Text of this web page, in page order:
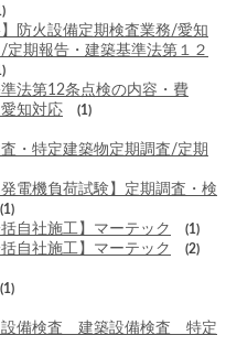
防火設備定期検査業務/愛知
期報告・建築基準法第１２
法第12条点検の内容・費
知対応
(1)
・特定建築物定期調査/定期
機負荷試験】定期調査・検
(1)
自社施工】マーテック (1)
自社施工】マーテック (2)
(1)
備検査 建築設備検査 特定